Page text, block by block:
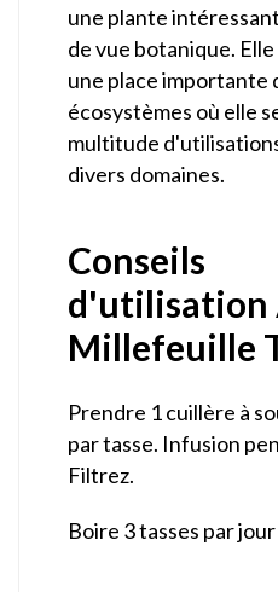
une plante
de vue botanique.
une place importante
écosystèmes où elle
multitude
divers domaines.
Conseils
d'utilisation
Millefeuille
Prendre 1 cuillère à
par tasse. Infusion
Filtrez.
Boire 3 tasses par